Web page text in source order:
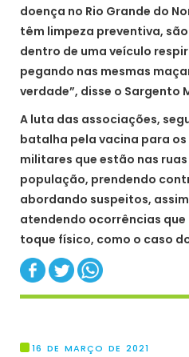
doença no Rio Grande do
têm limpeza preventiva,
dentro de uma veículo
pegando nas mesmas
verdade”, disse o Sargento
A luta das associações,
batalha pela vacina para
militares que estão nas
população, prendendo
abordando suspeitos,
atendendo ocorrências
toque físico, como o caso
16 DE MARÇO DE 2021